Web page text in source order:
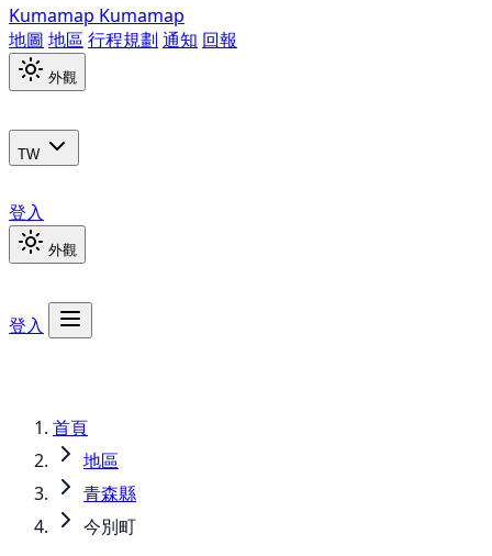
Kumamap Kumamap
地圖 地區 行程規劃 通知 回報
外觀
TW
登入
外觀
登入
首頁
地區
青森縣
今別町